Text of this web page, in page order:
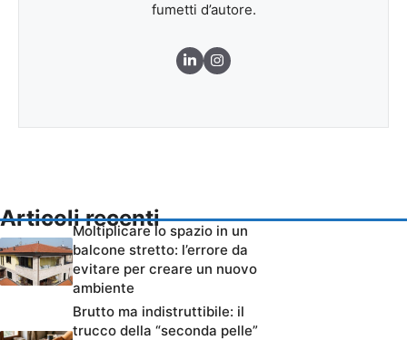
fumetti d’autore.
Articoli recenti
Moltiplicare lo spazio in un
balcone stretto: l’errore da
evitare per creare un nuovo
ambiente
Brutto ma indistruttibile: il
trucco della “seconda pelle”